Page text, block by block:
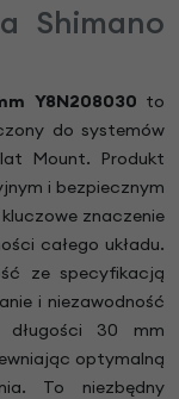
Shimano
Y8N208030 to
do systemów
Mount. Produkt
i bezpiecznym
znaczenie
całego układu.
ze specyfikacją
i niezawodność
długości 30 mm
optymalną
To niezbędny